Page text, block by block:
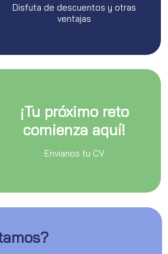
Disfuta de descuentos y otras
ventajas
¡Tu próximo reto
comienza aquí!
Envianos tu CV